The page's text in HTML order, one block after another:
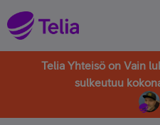
Telia Yhteisö on Vain
sulkeutuu